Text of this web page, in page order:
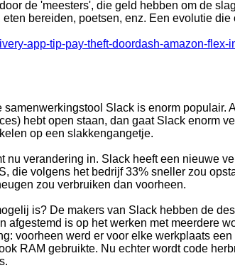
de 'meesters', die geld hebben om de
bereiden, poetsen, enz. Een evolutie
app-tip-pay-theft-doordash-amazon-flex-
samenwerkingstool Slack is enorm populair.
hebt open staan, dan gaat Slack enorm
op een slakkengangetje.
nu verandering in. Slack heeft een nieuwe
die volgens het bedrijf 33% sneller zou
zou verbruiken dan voorheen.
is? De makers van Slack hebben de
afgestemd is op het werken met meerdere
voorheen werd er voor elke werkplaats
RAM gebruikte. Nu echter wordt code